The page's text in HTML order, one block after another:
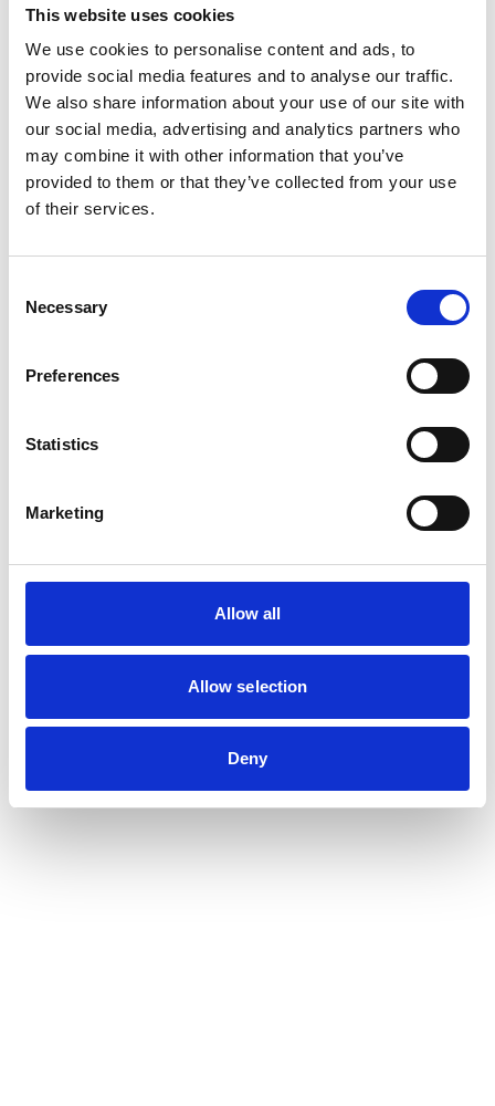
This website uses cookies
We use cookies to personalise content and ads, to
provide social media features and to analyse our traffic.
We also share information about your use of our site with
our social media, advertising and analytics partners who
may combine it with other information that you’ve
provided to them or that they’ve collected from your use
of their services.
Selection
Necessary
Preferences
Statistics
Marketing
Allow all
Allow selection
Deny